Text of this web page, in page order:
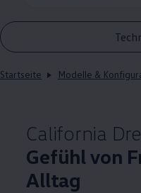
Startseite Modelle &
California
Gefühl von
Alltag